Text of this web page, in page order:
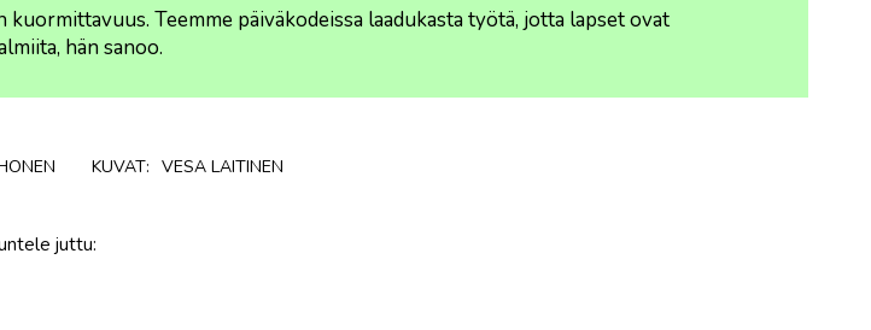
Teemme päiväkodeissa laadukasta työtä, jotta lapset ovat
hän sanoo.
KUVAT: VESA LAITINEN
juttu: